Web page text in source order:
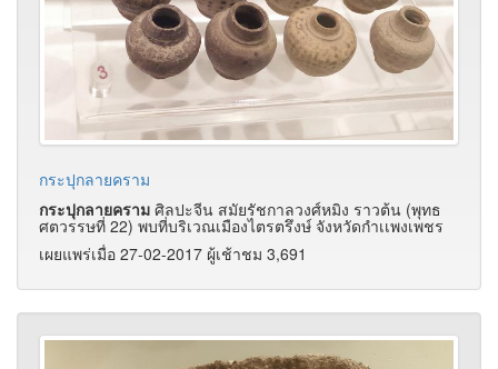
กระปุกลายคราม
กระปุกลายคราม ศิลปะจีน สมัยรัชกาลวงศ์หมิง ราวต้น (พุทธ
ศตวรรษที่ 22) พบที่บริเวณเมืองไตรตรึงษ์ จังหวัดกำเเพงเพชร
เผยแพร่เมื่อ 27-02-2017 ผู้เช้าชม 3,691